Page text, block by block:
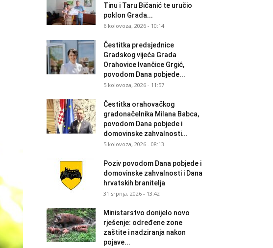
Tinu i Taru Bičanić te uručio
poklon Grada...
6 kolovoza, 2026 - 10:14
Čestitka predsjednice
Gradskog vijeća Grada
Orahovice Ivančice Grgić,
povodom Dana pobjede...
5 kolovoza, 2026 - 11:57
Čestitka orahovačkog
gradonačelnika Milana Babca,
povodom Dana pobjede i
domovinske zahvalnosti...
5 kolovoza, 2026 - 08:13
Poziv povodom Dana pobjede i
domovinske zahvalnosti i Dana
hrvatskih branitelja
31 srpnja, 2026 - 13:42
Ministarstvo donijelo novo
rješenje: određene zone
zaštite i nadziranja nakon
pojave...